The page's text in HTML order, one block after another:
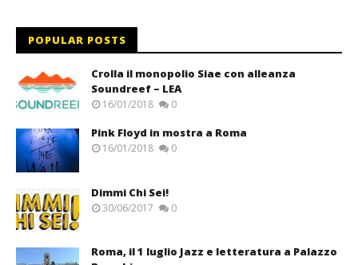
POPULAR POSTS
Crolla il monopolio Siae con alleanza
Soundreef – LEA
16/01/2018 0
Pink Floyd in mostra a Roma
16/01/2018 0
Dimmi Chi Sei!
30/06/2017 0
Roma, il 1 luglio Jazz e letteratura a Palazzo